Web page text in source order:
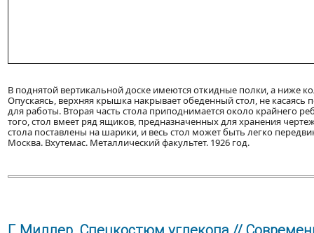
В поднятой вертикальной доске имеются откидные полки, а ниже
Опускаясь, верхняя крышка накрывает обеденный стол, не
для работы. Вторая часть стола приподнимается около крайнего
того, стол вмеет ряд ящиков, предназначенных для хранения
стола поставлены на шарики, и весь стол может быть легко
Москва. Вхутемас. Металлический факультет. 1926 год.